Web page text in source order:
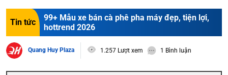
Tin tức
99+ Mẫu xe bán cà phê pha máy đẹp, tiện lợi,
hottrend 2026
Quang Huy Plaza 1.257 Lượt xem 1 Bình luận